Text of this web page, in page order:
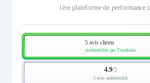
1ère plateforme de performance
5 avis clients
Authentifiés par Trustfolio
4.9/5
5 avis authentifiés